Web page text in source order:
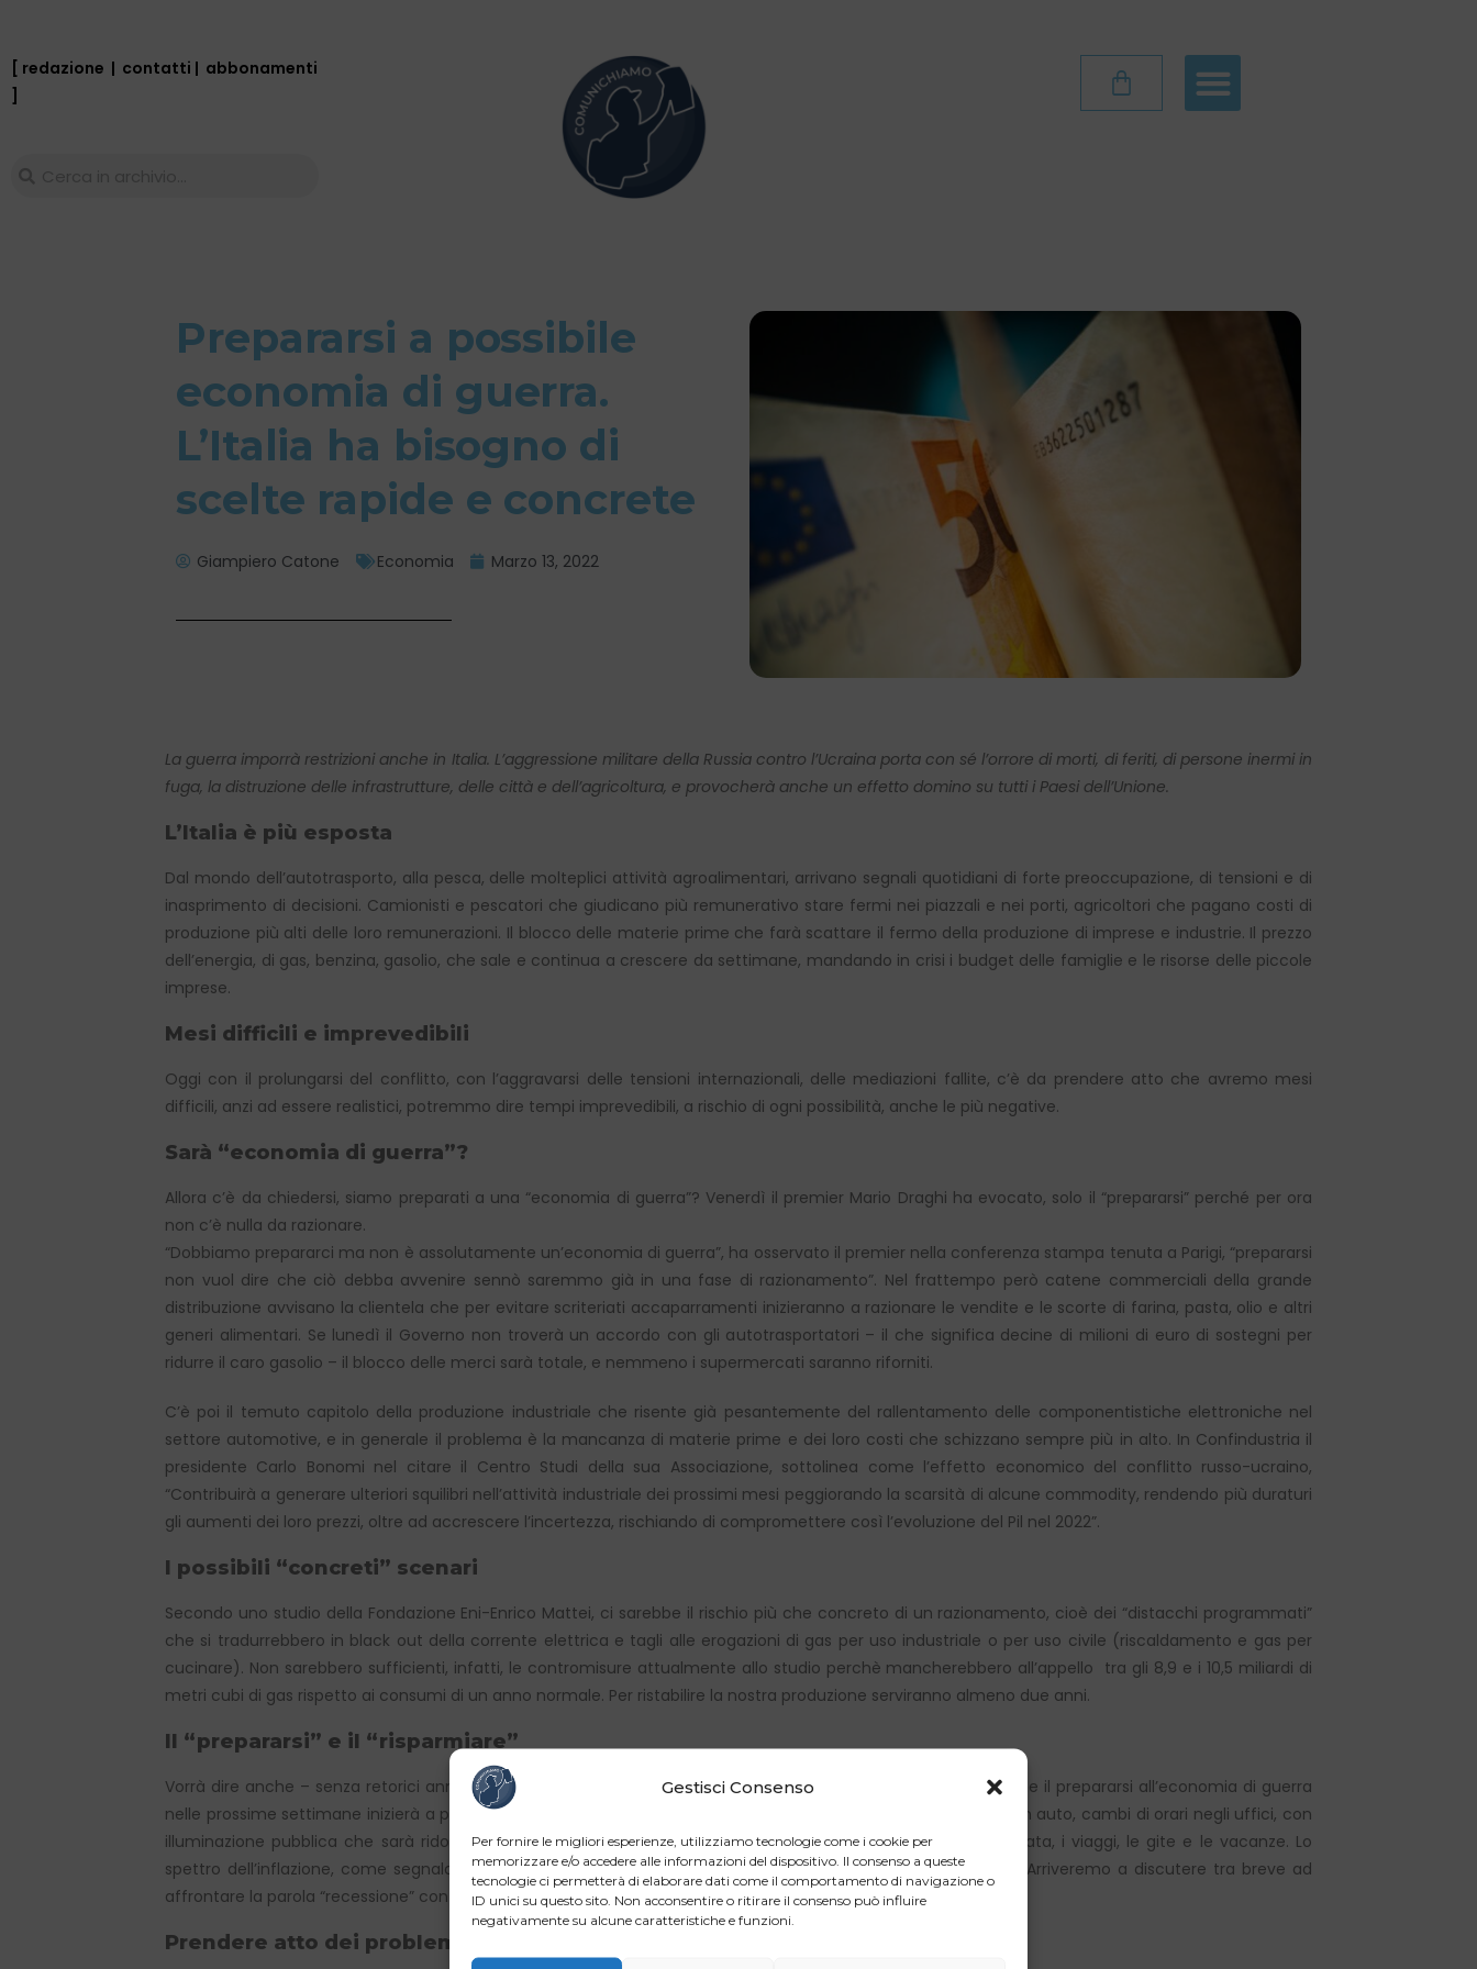
Gestisci Consenso
Per fornire le migliori esperienze, utilizziamo tecnologie come i cookie per
memorizzare e/o accedere alle informazioni del dispositivo. Il consenso a queste
tecnologie ci permetterà di elaborare dati come il comportamento di navigazione o
ID unici su questo sito. Non acconsentire o ritirare il consenso può influire
negativamente su alcune caratteristiche e funzioni.
[ redazione | contatti | abbonamenti
]
Prepararsi a possibile
economia di guerra.
L’Italia ha bisogno di
scelte rapide e concrete
Giampiero Catone Economia Marzo 13, 2022
La guerra imporrà restrizioni anche in Italia. L’aggressione militare della Russia contro l’Ucraina porta con sé l’orrore di morti, di feriti, di persone inermi in
fuga, la distruzione delle infrastrutture, delle città e dell’agricoltura, e provocherà anche un effetto domino su tutti i Paesi dell’Unione.
L’Italia è più esposta
Dal mondo dell’autotrasporto, alla pesca, delle molteplici attività agroalimentari, arrivano segnali quotidiani di forte preoccupazione, di tensioni e di
inasprimento di decisioni. Camionisti e pescatori che giudicano più remunerativo stare fermi nei piazzali e nei porti, agricoltori che pagano costi di
produzione più alti delle loro remunerazioni. Il blocco delle materie prime che farà scattare il fermo della produzione di imprese e industrie. Il prezzo
dell’energia, di gas, benzina, gasolio, che sale e continua a crescere da settimane, mandando in crisi i budget delle famiglie e le risorse delle piccole
imprese.
Mesi difficili e imprevedibili
Oggi con il prolungarsi del conflitto, con l’aggravarsi delle tensioni internazionali, delle mediazioni fallite, c’è da prendere atto che avremo mesi
difficili, anzi ad essere realistici, potremmo dire tempi imprevedibili, a rischio di ogni possibilità, anche le più negative.
Sarà “economia di guerra”?
Allora c’è da chiedersi, siamo preparati a una “economia di guerra”? Venerdì il premier Mario Draghi ha evocato, solo il “prepararsi” perché per ora
non c’è nulla da razionare.
“Dobbiamo prepararci ma non è assolutamente un’economia di guerra”, ha osservato il premier nella conferenza stampa tenuta a Parigi, “prepararsi
non vuol dire che ciò debba avvenire sennò saremmo già in una fase di razionamento”. Nel frattempo però catene commerciali della grande
distribuzione avvisano la clientela che per evitare scriteriati accaparramenti inizieranno a razionare le vendite e le scorte di farina, pasta, olio e altri
generi alimentari. Se lunedì il Governo non troverà un accordo con gli autotrasportatori – il che significa decine di milioni di euro di sostegni per
ridurre il caro gasolio – il blocco delle merci sarà totale, e nemmeno i supermercati saranno riforniti.
C’è poi il temuto capitolo della produzione industriale che risente già pesantemente del rallentamento delle componentistiche elettroniche nel
settore automotive, e in generale il problema è la mancanza di materie prime e dei loro costi che schizzano sempre più in alto. In Confindustria il
presidente Carlo Bonomi nel citare il Centro Studi della sua Associazione, sottolinea come l’effetto economico del conflitto russo-ucraino,
“Contribuirà a generare ulteriori squilibri nell’attività industriale dei prossimi mesi peggiorando la scarsità di alcune commodity, rendendo più duraturi
gli aumenti dei loro prezzi, oltre ad accrescere l’incertezza, rischiando di compromettere così l’evoluzione del Pil nel 2022”.
I possibili “concreti” scenari
Secondo uno studio della Fondazione Eni-Enrico Mattei, ci sarebbe il rischio più che concreto di un razionamento, cioè dei “distacchi programmati”
che si tradurrebbero in black out della corrente elettrica e tagli alle erogazioni di gas per uso industriale o per uso civile (riscaldamento e gas per
cucinare). Non sarebbero sufficienti, infatti, le contromisure attualmente allo studio perchè mancherebbero all’appello tra gli 8,9 e i 10,5 miliardi di
metri cubi di gas rispetto ai consumi di un anno normale. Per ristabilire la nostra produzione serviranno almeno due anni.
Il “prepararsi” e il “risparmiare”
Vorrà dire anche – senza retorici annunci ufficiali ma appena tratteggiati dell’ultimo Consiglio dei ministri – che il prepararsi all’economia di guerra
nelle prossime settimane inizierà a prendere forma, con meno gradi per il riscaldamento, con viaggi in meno in auto, cambi di orari negli uffici, con
illuminazione pubblica che sarà ridotta, e visto che andiamo verso l’estate, bisognerà ridurre l’aria condizionata, i viaggi, le gite e le vacanze. Lo
spettro dell’inflazione, come segnalano le Associazioni di categoria, si materializza con il taglio dei consumi. Arriveremo a discutere tra breve ad
affrontare la parola “recessione” con tutte le sue conseguenze.
Prendere atto dei problemi